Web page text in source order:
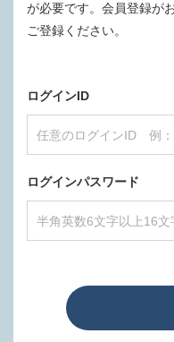
が必要です。会員登録が
ご登録ください。
ログインID
ログインパスワード